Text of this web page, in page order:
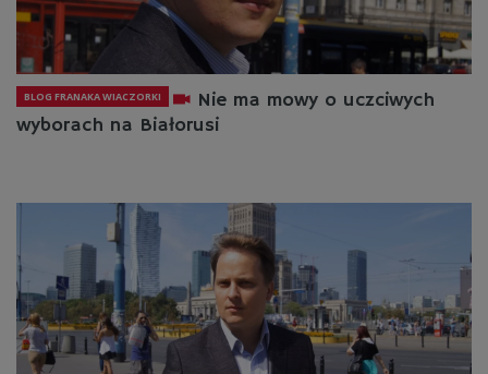
BLOG FRANAKA WIACZORKI
Nie ma mowy o uczciwych
wyborach na Białorusi